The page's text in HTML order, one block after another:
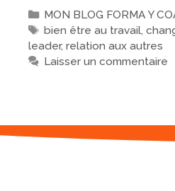
MON BLOG FORMA Y
bien être au travail,
leader, relation aux autres
Laisser un commentaire